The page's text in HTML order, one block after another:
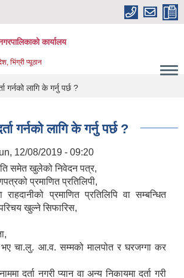
नगरपालिकाको कार्यालय
भिंग्री प्यूठान
गर्नको लागि के गर्नु पर्छ ?
गर्नको लागि के गर्नु पर्छ ?
12/08/2019 - 09:20
समेत खुलेको निवेदन पत्र,
प्रमाणित प्रतिलिपी,
प्रमाणित प्रतिलिपि वा सम्बन्धित
खुल्ने सिफारिस,
चा.लु. आ.व. सम्मको मालपोत र घरजग्गा कर
दर्ता नगरी प्यान वा अन्य निकायमा दर्ता गरी